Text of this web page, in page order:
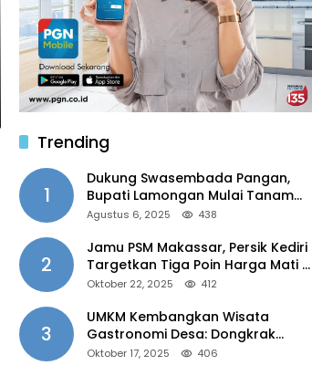
Trending
1
Dukung Swasembada Pangan,
Bupati Lamongan Mulai Tanam
Padi Musim Ketiga
Agustus 6, 2025 438
2
Jamu PSM Makassar, Persik Kediri
Targetkan Tiga Poin Harga Mati di
Kandang
Oktober 22, 2025 412
3
UMKM Kembangkan Wisata
Gastronomi Desa: Dongkrak
Ekonomi Daerah, Perluas Pasar
Oktober 17, 2025 406